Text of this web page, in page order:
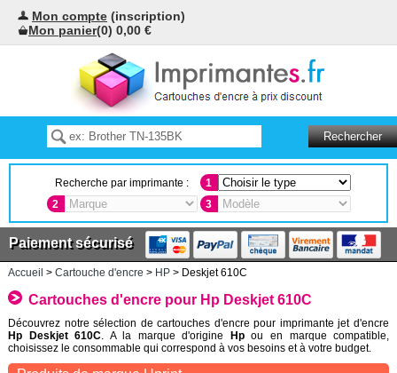
Mon compte (inscription)
Mon panier(0) 0,00 €
Recherche par imprimante :
1
2
3
Paiement sécurisé
Accueil > Cartouche d'encre > HP> Deskjet 610C
Cartouches d'encre pour Hp Deskjet 610C
Découvrez notre sélection de cartouches d'encre pour imprimante jet d'encre
Hp Deskjet 610C . A la marque d'origine Hpou en marque compatible,
choisissez le consommable qui correspond à vos besoins et à votre budget.